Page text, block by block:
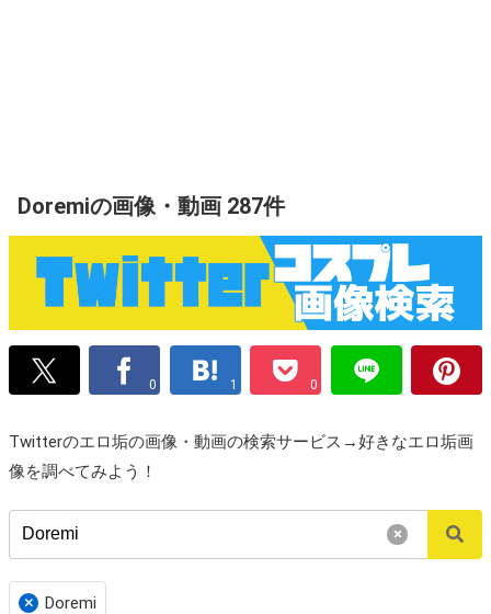
Doremiの画像・動画 287件
0 1 0
Twitterのエロ垢の画像・動画の検索サービス→好きなエロ垢画
像を調べてみよう！
×
× Doremi